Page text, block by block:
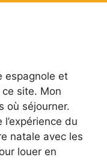
espagnole et
site. Mon
où séjourner.
du
natale avec les
louer en